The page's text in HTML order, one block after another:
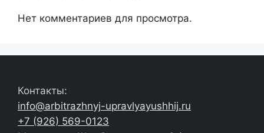
Нет комментариев для просмотра.
Контакты:
info@arbitrazhnyj-upravlyayushhij.ru
+7 (926) 569-0123